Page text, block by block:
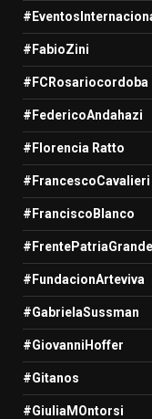
#FabioZini
#FCRosariocordoba
#FedericoAndahazi
#Florencia Ratto
#FrancescoCavalieri
#FranciscoBlanco
#FrentePatriaGrande
#FundacionArteviva
#GabrielaSussman
#GiovanniHoffer
#Gitanos
#GiuliaMOntorsi